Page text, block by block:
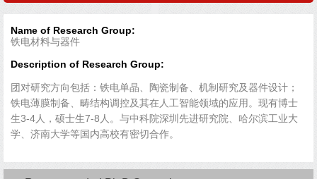
Name of Research Group:
铁电材料与器件
Description of Research Group:
团对研究方向包括：铁电单晶、陶瓷制备、机制研究及器件设计；
铁电薄膜制备、畴结构调控及其在人工智能领域的应用。现有博士
生3-4人，硕士生7-8人。与中科院深圳先进研究院、哈尔滨工业大
学、济南大学等国内高校有密切合作。